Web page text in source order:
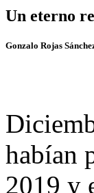
Un eterno
Gonzalo Rojas
habían
2019 y